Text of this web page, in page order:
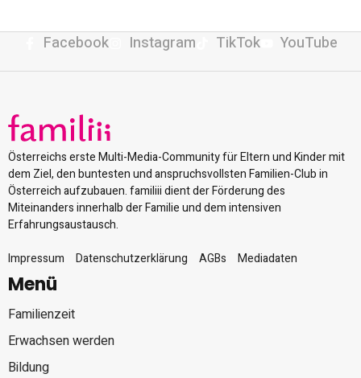
Facebook Instagram TikTok YouTube
Österreichs erste Multi-Media-Community für Eltern und Kinder mit
dem Ziel, den buntesten und anspruchsvollsten Familien-Club in
Österreich aufzubauen. familiii dient der Förderung des
Miteinanders innerhalb der Familie und dem intensiven
Erfahrungsaustausch.
Impressum
Datenschutzerklärung AGBs Mediadaten
Menü
Familienzeit
Erwachsen werden
Bildung